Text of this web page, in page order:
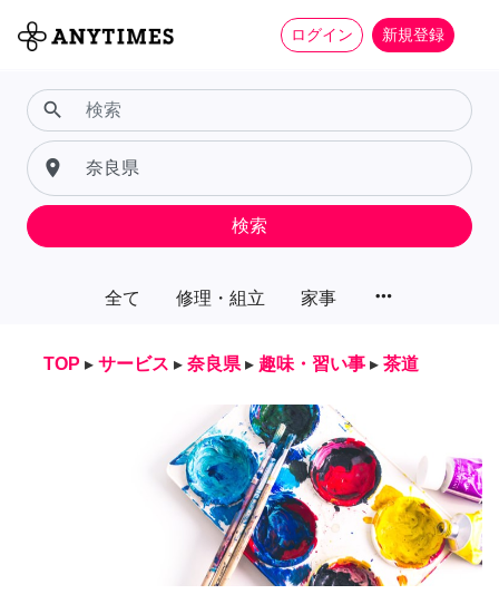
ログイン 新規登録
全て 修理・組立 家事 more_horiz
search
place
検索
TOP ▸ サービス ▸ 奈良県 ▸ 趣味・習い事 ▸ 茶道